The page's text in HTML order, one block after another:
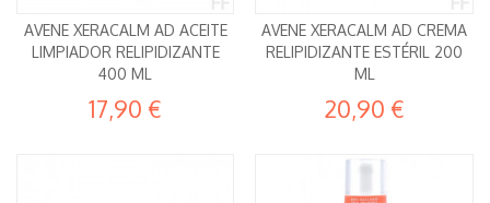
AVENE XERACALM AD ACEITE
LIMPIADOR RELIPIDIZANTE
400 ML
17,90 €
AVENE XERACALM AD CREMA
RELIPIDIZANTE ESTÉRIL 200
ML
20,90 €